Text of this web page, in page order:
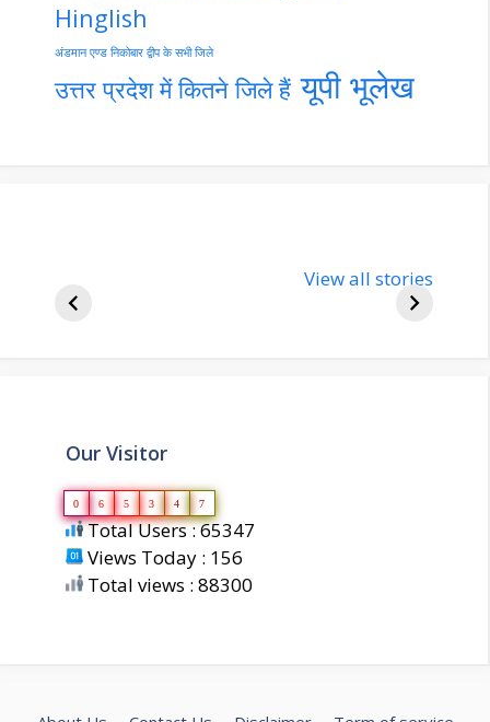
Hinglish
अंडमान एण्ड निकोबार द्वीप के सभी जिले
उत्तर प्रदेश में कितने जिले हैं यूपी भूलेख
bjp-india-
about
View all stories
Our Visitor
0 6 5 3 4 7
Total Users : 65347
Views Today : 156
Total views : 88300